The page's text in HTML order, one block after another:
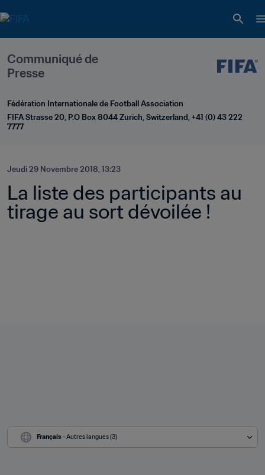
Communiqué de
Presse
Fédération Internationale de Football Association
FIFA Strasse 20, P.O Box 8044 Zurich, Switzerland, +41 (0) 43 222
7777
Jeudi 29 Novembre 2018, 13:23
La liste des participants au
tirage au sort dévoilée !
Français - Autres langues (3)